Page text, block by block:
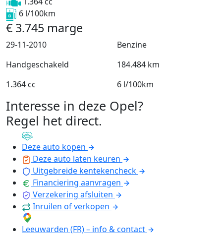
6 l/100km
€ 3.745 marge
29-11-2010
Benzine
Handgeschakeld
184.484 km
1.364 cc
6 l/100km
Interesse in deze Opel?
Regel het direct.
Deze auto kopen
Deze auto laten keuren
Uitgebreide kentekencheck
Financiering aanvragen
Verzekering afsluiten
Inruilen of verkopen
Leeuwarden (FR) – info & contact